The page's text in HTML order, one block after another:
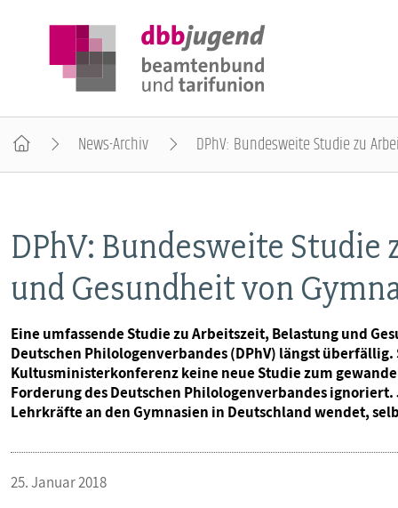
POSITIONEN
INTERNATIONALES
VERANSTALTUNGEN UND SEMINARE
MITGLIEDSCHAFT & SERVICE
News-Archiv DPhV: Bundesweite Studie zu
DPhV: Bundesweite
und Gesundheit von
Eine umfassende Studie zu Arbeitszeit, Belastung und
Deutschen Philologenverbandes (DPhV) längst
Kultusministerkonferenz keine neue Studie zum
Forderung des Deutschen Philologenverbandes
Lehrkräfte an den Gymnasien in Deutschland wendet,
25. Januar 2018